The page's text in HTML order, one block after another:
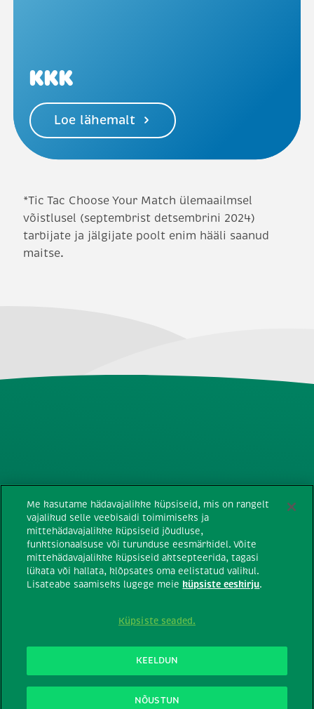
KKK
Loe lähemalt
*Tic Tac Choose Your Match ülemaailmsel
võistlusel (septembrist detsembrini 2024)
tarbijate ja jälgijate poolt enim hääli saanud
maitse.
Tingimused
Privaatsuspõhimõtted
Me kasutame hädavajalikke küpsiseid, mis on rangelt
vajalikud selle veebisaidi toimimiseks ja
mittehädavajalikke küpsiseid jõudluse,
funktsionaalsuse või turunduse eesmärkidel. Võite
mittehädavajalikke küpsiseid aktsepteerida, tagasi
lükata või hallata, klõpsates oma eelistatud valikul.
Lisateabe saamiseks lugege meie küpsiste eeskirju.
Küpsiste seaded.
KEELDUN
NÕUSTUN